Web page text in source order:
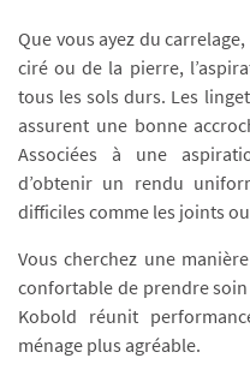
Que vous ayez du
ciré ou de la pierre,
tous les sols durs. Les
assurent une bonne
Associées à une
d’obtenir un rendu
difficiles comme les joints
Vous cherchez une
confortable de prendre
Kobold réunit
ménage plus agréable.